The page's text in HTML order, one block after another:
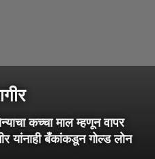
कच्चा माल म्हणून वापर
यांनाही बँकांकडून गोल्ड लोन